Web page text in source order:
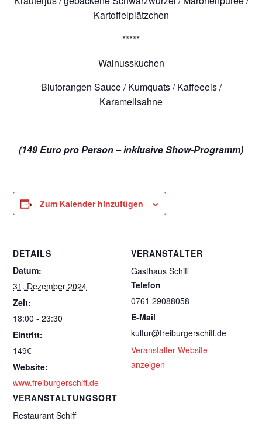
Kartoffelplätzchen
*****
Walnusskuchen
Blutorangen Sauce / Kumquats / Kaffeeeis /
Karamellsahne
(149 Euro pro Person – inklusive Show-Programm)
Zum Kalender hinzufügen
DETAILS
Datum:
31. Dezember 2024
Zeit:
18:00 - 23:30
Eintritt:
149€
Website:
www.freiburgerschiff.de
VERANSTALTUNGSORT
Restaurant Schiff
VERANSTALTER
Gasthaus Schiff
Telefon
0761 29088058
E-Mail
kultur@freiburgerschiff.de
Veranstalter-Website
anzeigen